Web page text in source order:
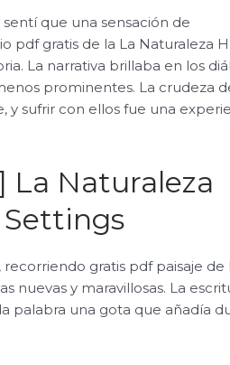
que una sensación de
pdf gratis de la La Naturaleza
La narrativa brillaba en los
prominentes. La crudeza
y sufrir con ellos fue una
La Naturaleza
gratis pdf paisaje de
nuevas y maravillosas. La
palabra una gota que añadía